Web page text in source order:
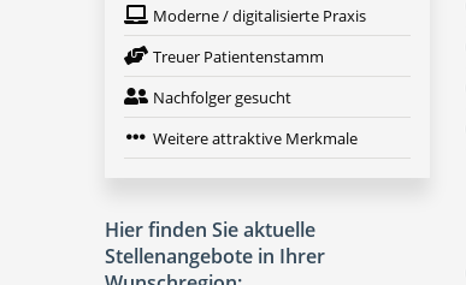
Moderne / digitalisierte Praxis
Treuer Patientenstamm
Nachfolger gesucht
Weitere attraktive Merkmale
Hier finden Sie aktuelle
Stellenangebote in Ihrer